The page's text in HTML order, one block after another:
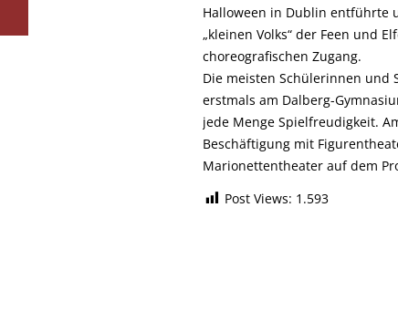
Halloween in Dublin entführte
„kleinen Volks“ der Feen und
choreografischen Zugang.
Die meisten Schülerinnen und
erstmals am Dalberg-
jede Menge Spielfreudigkeit.
Beschäftigung mit
Marionettentheater auf dem
Post Views: 1.593